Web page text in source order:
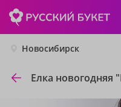
Новосибирск
Елка новогодняя